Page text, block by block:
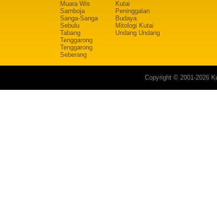
Muara Wis
Samboja
Sanga-Sanga
Sebulu
Tabang
Tenggarong
Tenggarong
Seberang
Kutai
Peninggalan
Budaya
Mitologi Kutai
Undang Undang
Copyright © 2001-2026